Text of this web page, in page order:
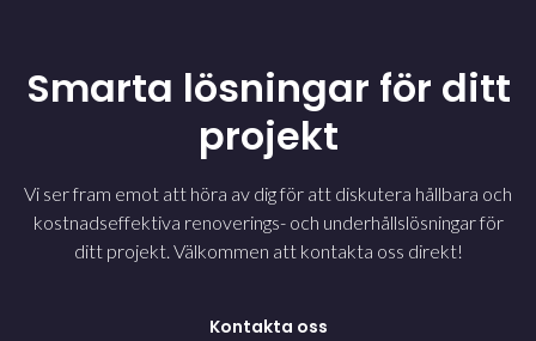
Smarta lösningar för ditt
projekt
Vi ser fram emot att höra av dig för att diskutera hållbara och
kostnadseffektiva renoverings- och underhållslösningar för
ditt projekt. Välkommen att kontakta oss direkt!
Kontakta oss